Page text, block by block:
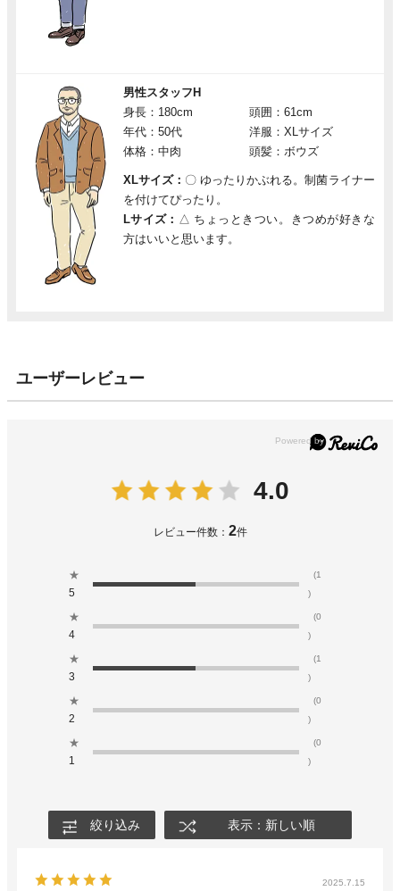
男性スタッフH
身長：180cm
年代：50代
体格：中肉
頭囲：61cm
洋服：XLサイズ
頭髪：ボウズ
XLサイズ： 〇ゆったりかぶれる。制菌ライナー
を付けてぴったり。
Lサイズ： △ ちょっときつい。きつめが好きな
方はいいと思います。
ユーザーレビュー
4.0
レビュー件数： 2件
★
5
(1
)
★
4
(0
)
★
3
(1
)
★
2
(0
)
★
1
(0
)
絞り込み 表示：新しい順
2025.7.15